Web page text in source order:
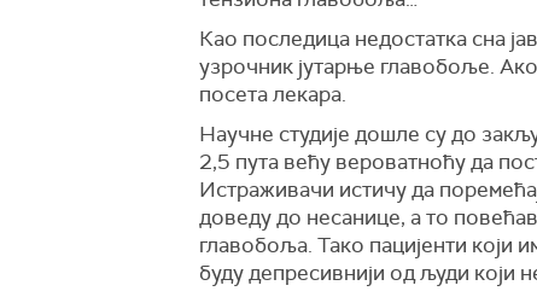
Као последица недостатка сна
узрочник јутарње главобоље.
посета лекара.
Научне студије дошле судо
2,5 пута већу вероватноћуда
Истраживачи истичу да
доведу до несанице, а то
главобоља. Тако пацијенти који
буду депресивнији од људи који